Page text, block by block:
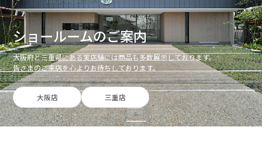
ショールームのご案内
大阪府と三重県にある実店舗には商品も多数展示しております。
皆さまのご来店を心よりお待ちしております。
大阪店 三重店